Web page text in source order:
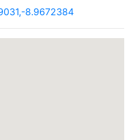
8.9672384